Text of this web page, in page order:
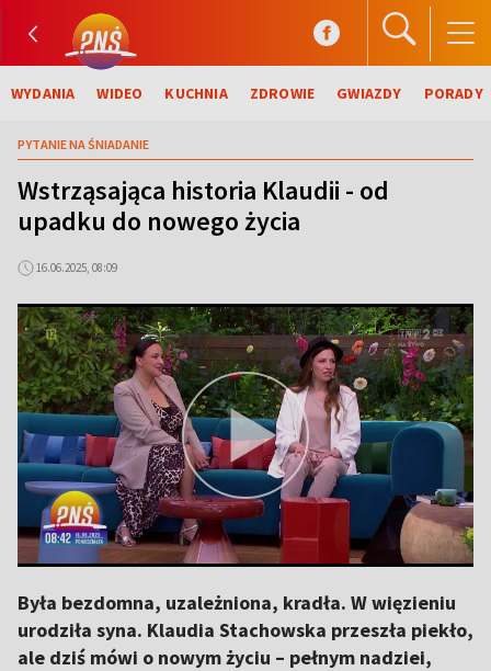
WYDANIA WIDEO KUCHNIA ZDROWIE GWIAZDY PORADY
PYTANIE NA ŚNIADANIE
Wstrząsająca historia Klaudii - od
upadku do nowego życia
16.06.2025, 08:09
Była bezdomna, uzależniona, kradła. W więzieniu
urodziła syna. Klaudia Stachowska przeszła piekło,
ale dziś mówi o nowym życiu – pełnym nadziei,